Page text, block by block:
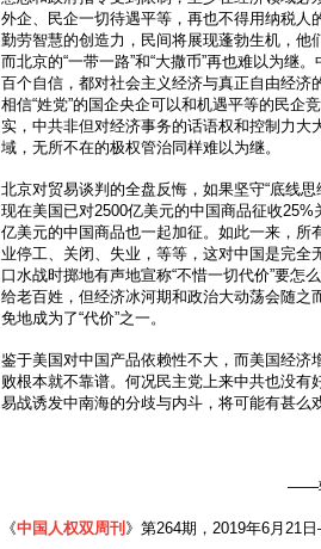
外企、民企一切待遇平等，再也不得用纳税人
勤劳智慧的创造力，民间将展现蓬勃生机，他
而北京的“一带一路”和“大撒币”再也难以为继
百个自信，都对社会主义经济与真正自由经济
相信“姓党”的国企央企可以和机遇平等的民企
实，中共非但对经济事务的话语权和控制力大
域，无所不在的极权管治同样难以为继。
北京对贸易谈判的全盘反悔，如果坚守“底线
现在美国已对2500亿美元的中国商品征收
亿美元的中国商品也一起加征。如此一来，所
业停工、关闭、失业，等等，这对中国是完全
口水战时掷地有声地宣称“不惜一切代价”要怎
给老百姓，但经济冰河期和政治大动荡会随之
免地成为了“代价”之一。
鉴于美国对中国产品依赖性不大，而美国经济
败根本就不靠谱。何况民主党上来中共也没有
易战诱发中南海的分歧与内斗，将可能有甚么
——
《中国人权双周刊 》第264期，2019年6月21